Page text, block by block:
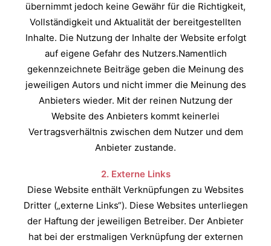
übernimmt jedoch keine Gewähr für die Richtigkeit,
Vollständigkeit und Aktualität der bereitgestellten
Inhalte. Die Nutzung der Inhalte der Website erfolgt
auf eigene Gefahr des Nutzers.Namentlich
gekennzeichnete Beiträge geben die Meinung des
jeweiligen Autors und nicht immer die Meinung des
Anbieters wieder. Mit der reinen Nutzung der
Website des Anbieters kommt keinerlei
Vertragsverhältnis zwischen dem Nutzer und dem
Anbieter zustande.
2. Externe Links
Diese Website enthält Verknüpfungen zu Websites
Dritter („externe Links“). Diese Websites unterliegen
der Haftung der jeweiligen Betreiber. Der Anbieter
hat bei der erstmaligen Verknüpfung der externen